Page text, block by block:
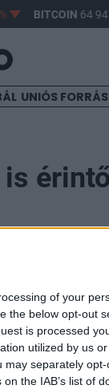
of your
the below opt-out
is processed
utilized by us
may separately
the IAB’s list of
BITCOIN64
UNIÓS
Unió nagy,
felé fordult,
ban már